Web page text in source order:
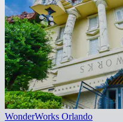
WonderWorks Orlando